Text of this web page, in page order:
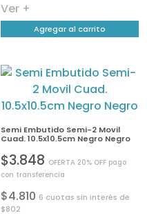
Ver +
Agregar al carrito
Semi Embutido Semi-2 Movil
Cuad. 10.5x10.5cm Negro Negro
$3.848 OFERTA 20% OFF pago
con transferencia
$4.810 6 cuotas sin interés de
$802